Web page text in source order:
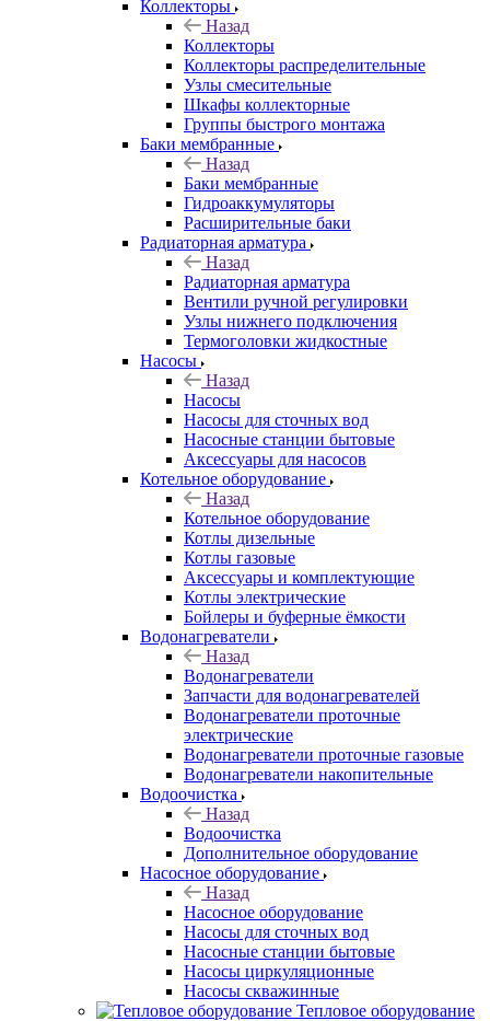
Коллекторы
Назад
Коллекторы
Коллекторы распределительные
Узлы смесительные
Шкафы коллекторные
Группы быстрого монтажа
Баки мембранные
Назад
Баки мембранные
Гидроаккумуляторы
Расширительные баки
Радиаторная арматура
Назад
Радиаторная арматура
Вентили ручной регулировки
Узлы нижнего подключения
Термоголовки жидкостные
Насосы
Назад
Насосы
Насосы для сточных вод
Насосные станции бытовые
Аксессуары для насосов
Котельное оборудование
Назад
Котельное оборудование
Котлы дизельные
Котлы газовые
Аксессуары и комплектующие
Котлы электрические
Бойлеры и буферные ёмкости
Водонагреватели
Назад
Водонагреватели
Запчасти для водонагревателей
Водонагреватели проточные
электрические
Водонагреватели проточные газовые
Водонагреватели накопительные
Водоочистка
Назад
Водоочистка
Дополнительное оборудование
Насосное оборудование
Назад
Насосное оборудование
Насосы для сточных вод
Насосные станции бытовые
Насосы циркуляционные
Насосы скважинные
Тепловое оборудование